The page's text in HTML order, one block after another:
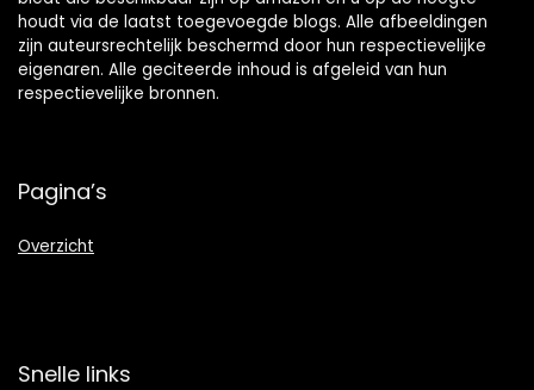
houdt via de laatst toegevoegde blogs. Alle afbeeldingen
zijn auteursrechtelijk beschermd door hun respectievelijke
eigenaren. Alle geciteerde inhoud is afgeleid van hun
respectievelijke bronnen.
Pagina’s
Overzicht
Snelle links